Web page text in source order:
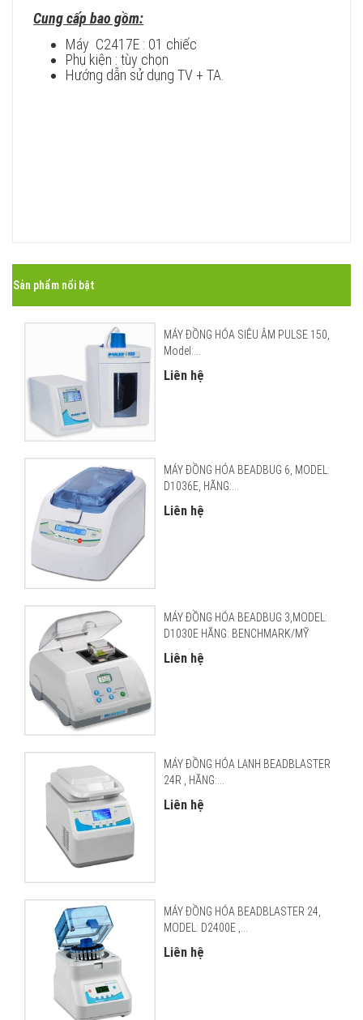
Cung cấp bao gồm:
Máy C2417E : 01 chiếc
Phụ kiện : tùy chọn
Hướng dẫn sử dụng TV + TA.
Sản phẩm nổi bật
MÁY ĐỒNG HÓA SIÊU ÂM PULSE 150,
Model:...
Liên hệ
MÁY ĐỒNG HÓA BEADBUG 6, MODEL:
D1036E, HÃNG:...
Liên hệ
MÁY ĐỒNG HÓA BEADBUG 3,MODEL:
D1030E HÃNG: BENCHMARK/MỸ
Liên hệ
MÁY ĐỒNG HÓA LẠNH BEADBLASTER
24R , HÃNG:...
Liên hệ
MÁY ĐỒNG HÓA BEADBLASTER 24,
MODEL: D2400E ,...
Liên hệ